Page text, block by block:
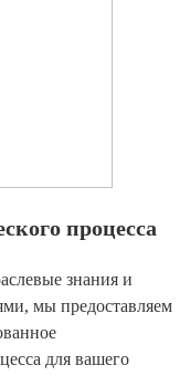
процесса
знания и
мы предоставляем
для вашего